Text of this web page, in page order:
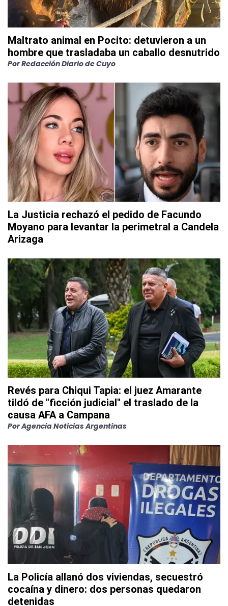
Maltrato animal en Pocito: detuvieron a un
hombre que trasladaba un caballo desnutrido
PorRedacción Diario de Cuyo
La Justicia rechazó el pedido de Facundo
Moyano para levantar la perimetral a Candela
Arizaga
Revés para Chiqui Tapia: el juez Amarante
tildó de "ficción judicial" el traslado de la
causa AFA a Campana
PorAgencia Noticias Argentinas
La Policía allanó dos viviendas, secuestró
cocaína y dinero: dos personas quedaron
detenidas